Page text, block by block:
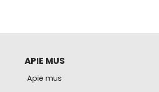
APIE MUS
Apie mus